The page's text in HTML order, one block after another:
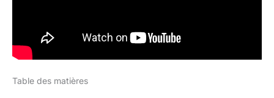
Table des matières